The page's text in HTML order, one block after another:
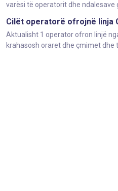
varësi të operatorit dhe ndalesave
Cilët operatorë ofrojnë linja
Aktualisht 1 operator ofron linjë
krahasosh oraret dhe çmimet dhe